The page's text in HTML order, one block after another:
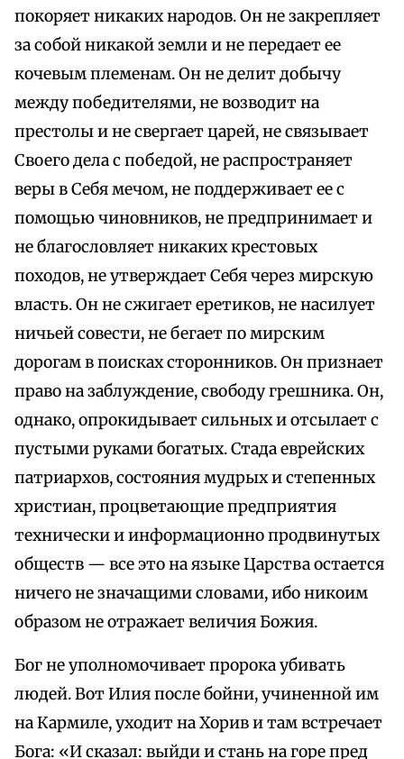
покоряет никаких народов. Он не закрепляет
за собой никакой земли и не передает ее
кочевым племенам. Он не делит добычу
между победителями, не возводит на
престолы и не свергает царей, не связывает
Своего дела с победой, не распространяет
веры в Себя мечом, не поддерживает ее с
помощью чиновников, не предпринимает и
не благословляет никаких крестовых
походов, не утверждает Себя через мирскую
власть. Он не сжигает еретиков, не насилует
ничьей совести, не бегает по мирским
дорогам в поисках сторонников. Он признает
право на заблуждение, свободу грешника. Он,
однако, опрокидывает сильных и отсылает с
пустыми руками богатых. Стада еврейских
патриархов, состояния мудрых и степенных
христиан, процветающие предприятия
технически и информационно продвинутых
обществ — все это на языке Царства остается
ничего не значащими словами, ибо никоим
образом не отражает величия Божия.
Бог не уполномочивает пророка убивать
людей. Вот Илия после бойни, учиненной им
на Кармиле, уходит на Хорив и там встречает
Бога: «И сказал: выйди и стань на горе пред